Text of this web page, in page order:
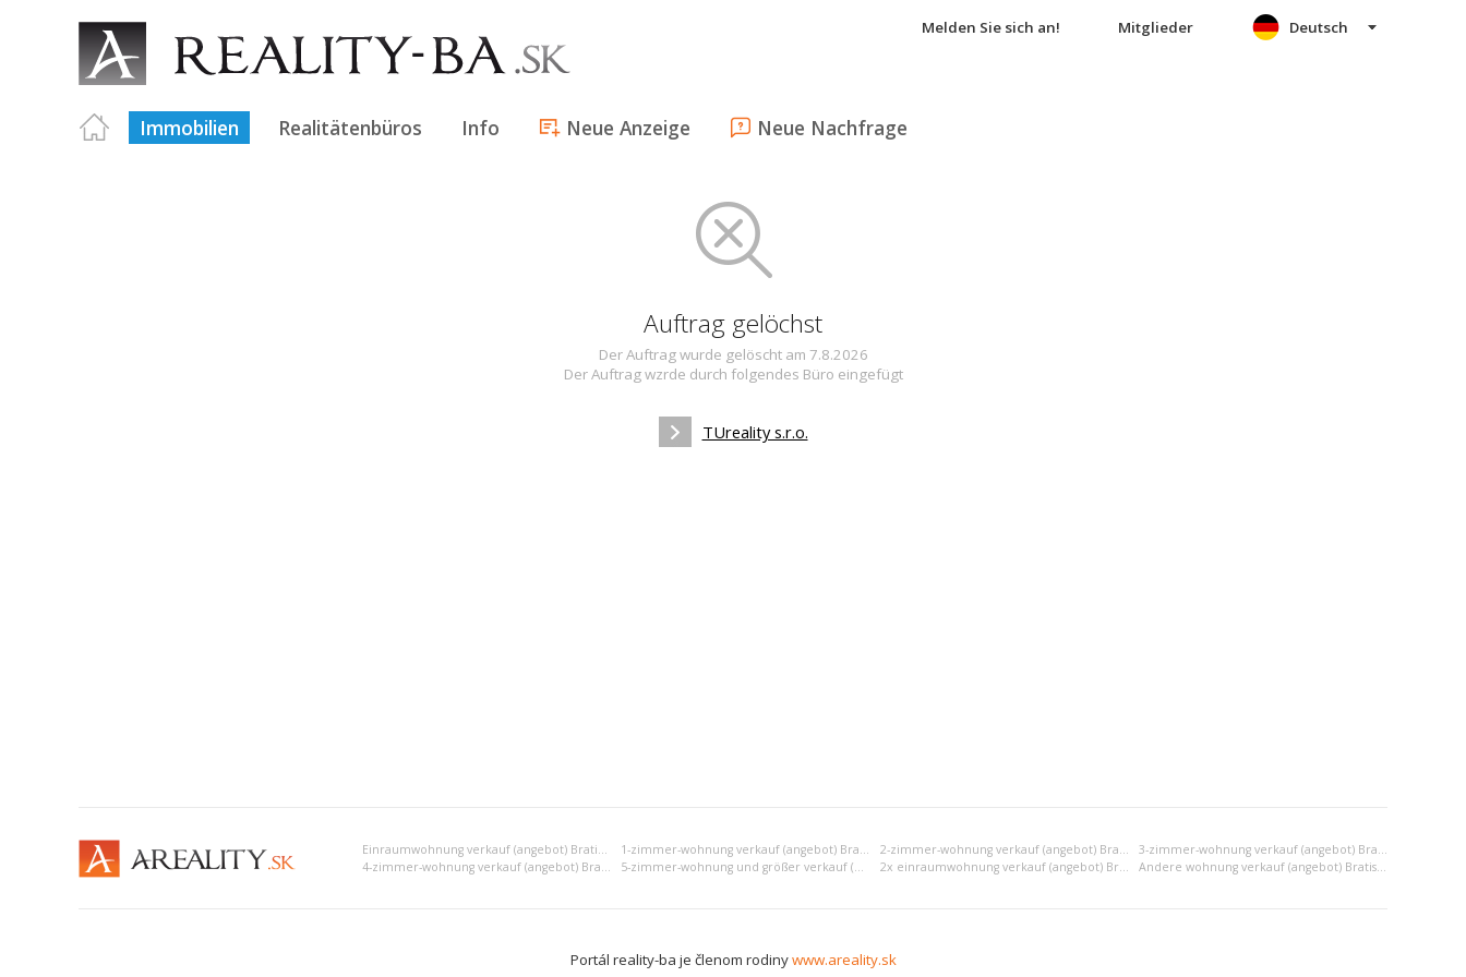
Melden Sie sich an! Mitglieder
Immobilien Realitätenbüros Info Neue Anzeige Neue Nachfrage
Deutsch
Auftrag gelöchst
Der Auftrag wurde gelöscht am 7.8.2026
Der Auftrag wzrde durch folgendes Büro eingefügt
TUreality s.r.o.
Einraumwohnung verkauf (angebot) Bratislava II 1-zimmer-wohnung verkauf (angebot) Bratislava II 2-zimmer-wohnung verkauf (angebot) Bratislava II
3-zimmer-wohnung verkauf (angebot) Bratislava II
4-zimmer-wohnung verkauf (angebot) Bratislava II
5-zimmer-wohnung und größer verkauf (angebot) Bratislava II 2x einraumwohnung verkauf (angebot) Bratislava II Andere wohnung verkauf (angebot) Bratislava II
Portál reality-ba je členom rodinywww.areality.sk